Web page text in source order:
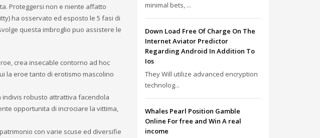
Proteggersi non e niente affatto
ha osservato ed esposto le 5 fasi di
questa imbroglio puo assistere le
crea insecable contorno ad hoc
la eroe tanto di erotismo mascolino
indivis robusto attrattiva facendola
opportunita di incrociare la vittima,
con varie scuse ed diversifie
minimal bets, ...
Down Load Free Of Charge On The
Internet Aviator Predictor
Regarding Android In Addition To
Ios
They Will utilize advanced encryption
technolog...
Whales Pearl Position Gamble
Online For free and Win A real
income